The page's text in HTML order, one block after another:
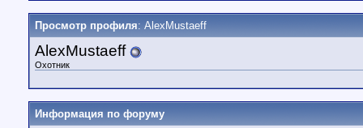
Просмотр профиля: AlexMustaeff
AlexMustaeff
Охотник
Информация по форуму